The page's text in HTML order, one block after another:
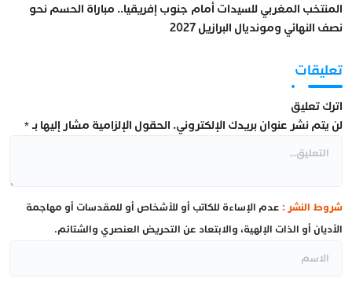
المنتخب المغربي للسيدات أمام جنوب إفريقيا.. مباراة الحسم نحو
نصف النهائي ومونديال البرازيل 2027
تعليقات
اترك تعليق
لن يتم نشر عنوان بريدك الإلكتروني. الحقول الإلزامية مشار إليها بـ*
شروط النشر : عدم الإساءة للكاتب أو للأشخاص أو للمقدسات أو مهاجمة
الأديان أو الذات الإلهية، والابتعاد عن التحريض العنصري والشتائم.